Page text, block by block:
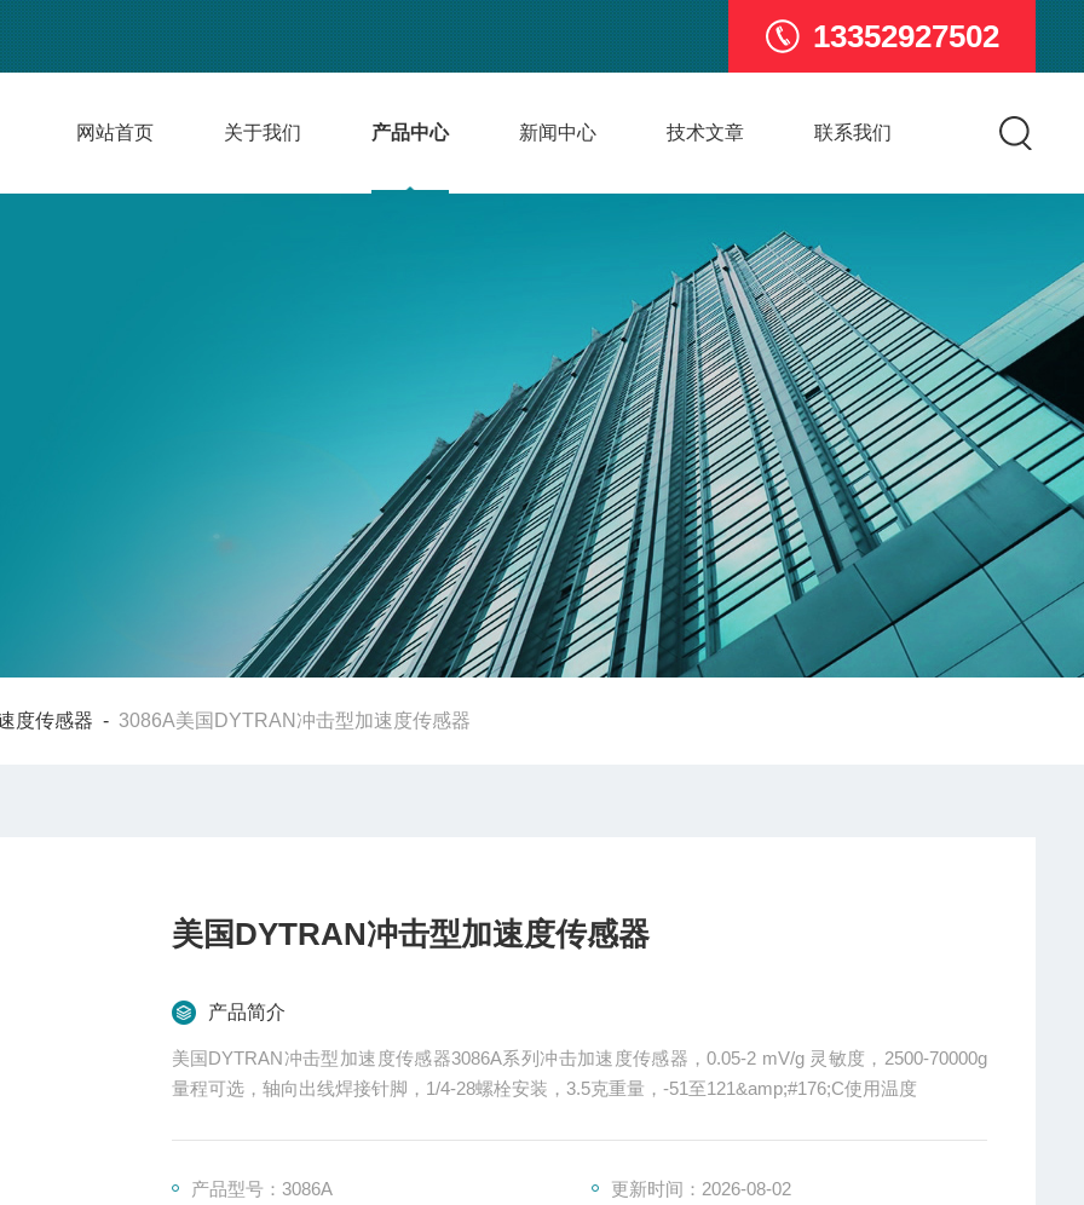
13352927502
网站首页 关于我们 产品中心 新闻中心 技术文章 联系我们
度传感器 -3086A美国DYTRAN冲击型加速度传感器
美国DYTRAN冲击型加速度传感器
产品简介
美国DYTRAN冲击型加速度传感器3086A系列冲击加速度传感器，0.05-2 mV/g 灵敏度，2500-70000g
量程可选，轴向出线焊接针脚，1/4-28螺栓安装，3.5克重量，-51至121&amp;#176;C使用温度
产品型号：3086A 更新时间：2026-08-02